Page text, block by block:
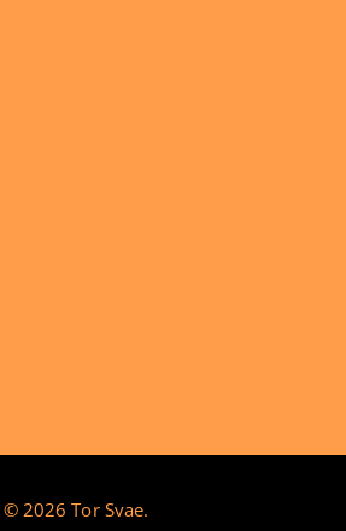
© 2026 Tor Svae.